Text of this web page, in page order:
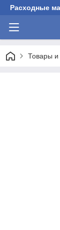
Расходные
Товары и